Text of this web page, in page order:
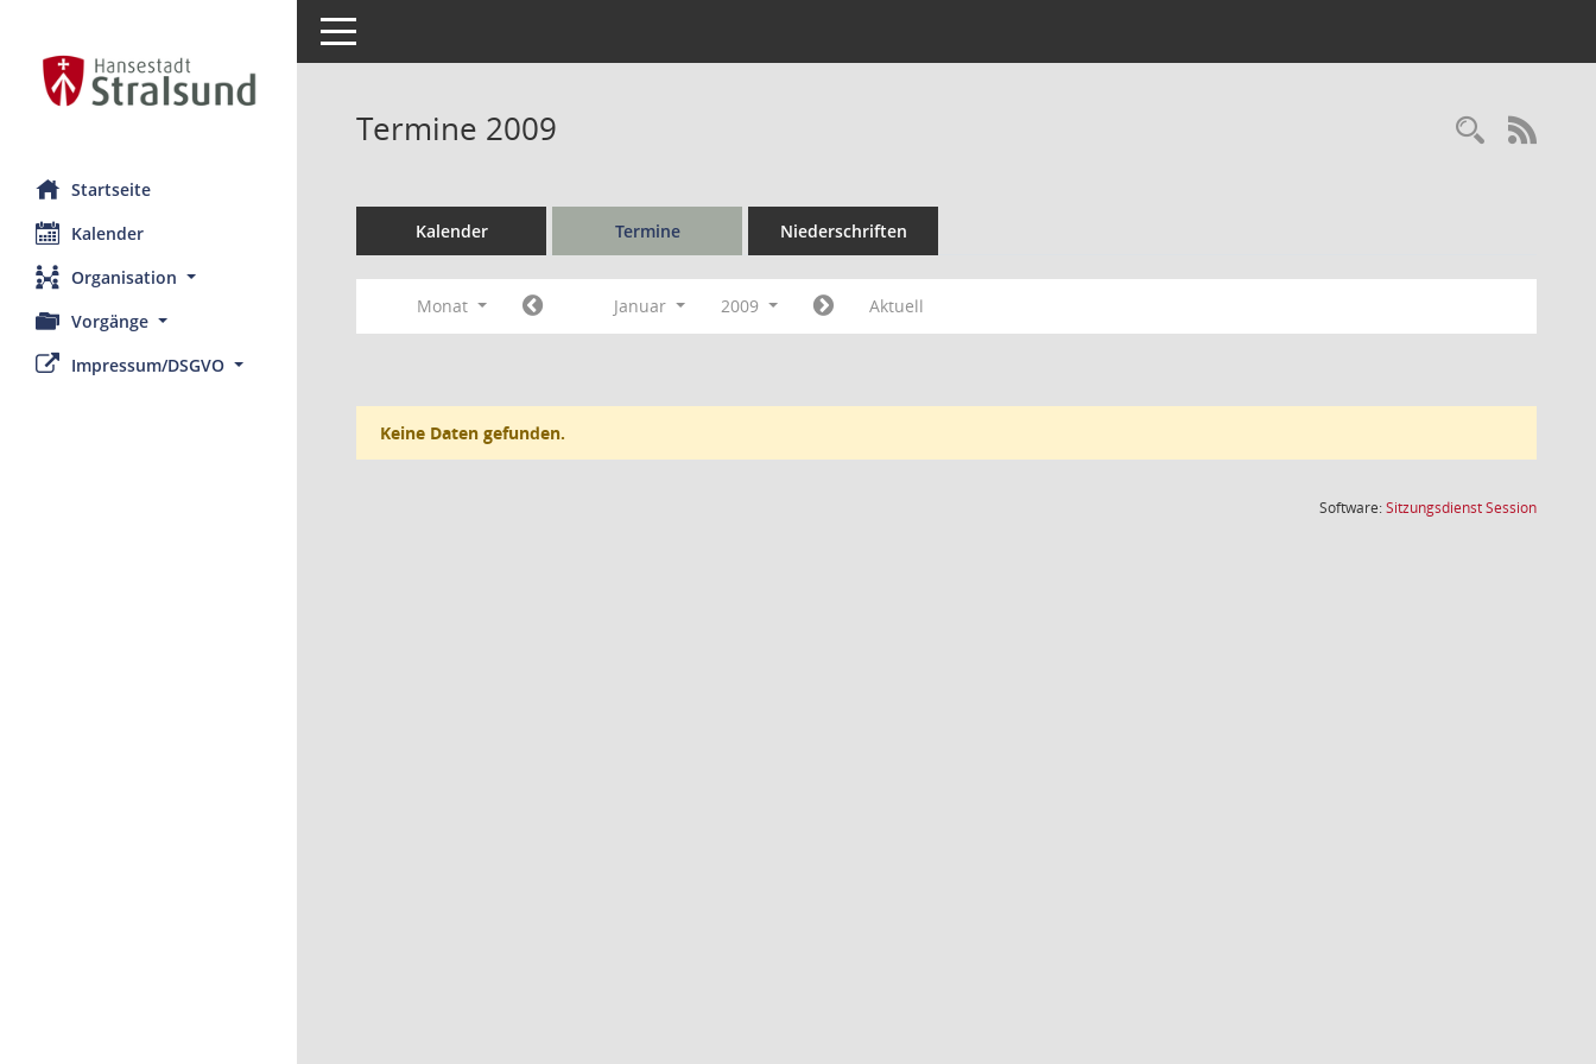
Startseite
Kalender
Organisation
Vorgänge
Impressum/DSGVO
Toggle navigation
Termine 2009
Kalender Termine Niederschriften
Monat Januar 2009 Aktuell
Keine Daten gefunden.
Software:SitzungsdienstSession(Wird in